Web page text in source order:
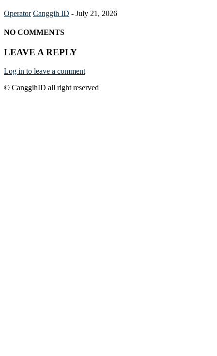
Operator Canggih ID - July 21, 2026
NO COMMENTS
LEAVE A REPLY
Log in to leave a comment
© CanggihID all right reserved